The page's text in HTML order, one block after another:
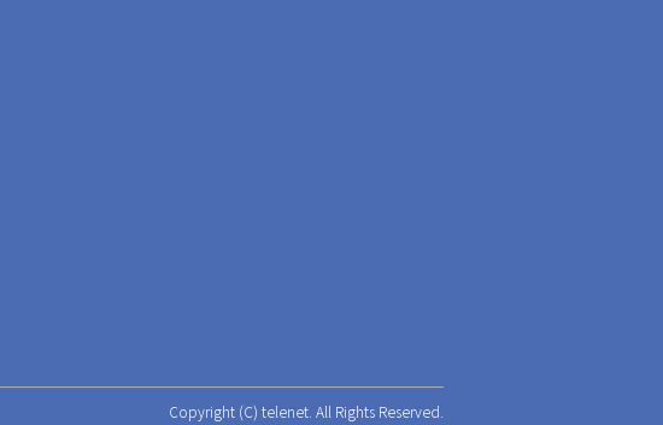
Copyright (C) telenet. All Rights Reserved.